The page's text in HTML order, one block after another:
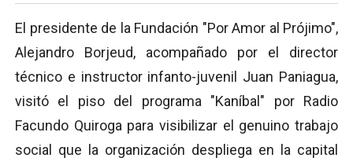
El presidente de la Fundación "Por Amor al Prójimo",
Alejandro Borjeud, acompañado por el director
técnico e instructor infanto-juvenil Juan Paniagua,
visitó el piso del programa "Kaníbal" por Radio
Facundo Quiroga para visibilizar el genuino trabajo
social que la organización despliega en la capital